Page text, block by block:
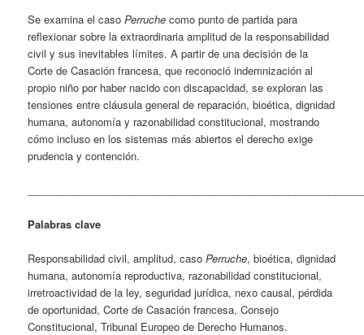
Se examina el casoPerruche como punto de partida para
reflexionar sobre la extraordinaria amplitud de la responsabilidad
civil y sus inevitables límites. A partir de una decisión de la
Corte de Casación francesa, que reconoció indemnización al
propio niño por haber nacido con discapacidad, se exploran las
tensiones entre cláusula general de reparación, bioética, dignidad
humana, autonomía y razonabilidad constitucional, mostrando
cómo incluso en los sistemas más abiertos el derecho exige
prudencia y contención.
Palabras clave
Responsabilidad civil, amplitud, casoPerruche, bioética, dignidad
humana, autonomía reproductiva, razonabilidad constitucional,
irretroactividad de la ley, seguridad jurídica, nexo causal, pérdida
de oportunidad, Corte de Casación francesa, Consejo
Constitucional, Tribunal Europeo de Derecho Humanos.